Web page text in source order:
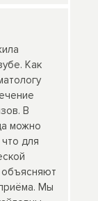
Как
В
можно
для
объясняют
Мы